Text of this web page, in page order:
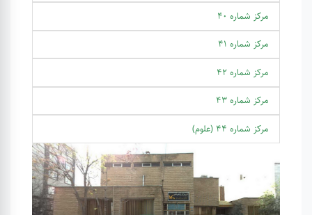
مرکز شماره 40
مرکز شماره 41
مرکز شماره 42
مرکز شماره 43
مرکز شماره 44 (علوم)